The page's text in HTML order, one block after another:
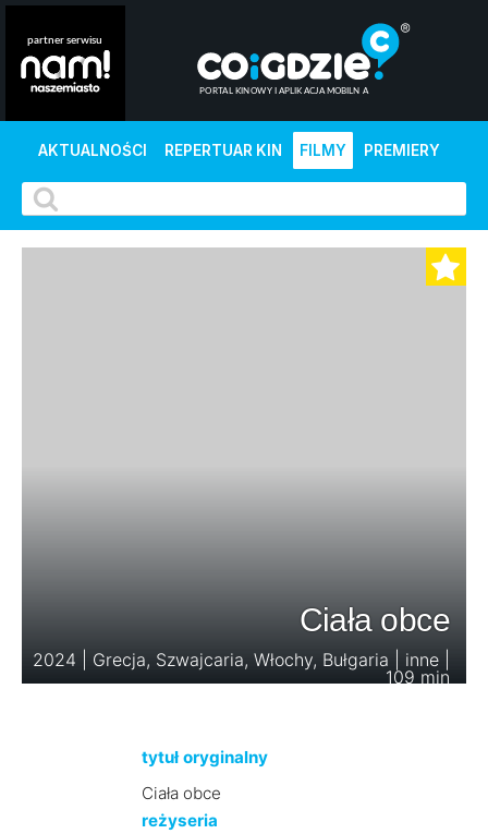
AKTUALNOŚCI REPERTUAR KIN FILMY PREMIERY
Ciała obce
2024 | Grecja, Szwajcaria, Włochy, Bułgaria | inne |
109 min
tytuł oryginalny
Ciała obce
reżyseria